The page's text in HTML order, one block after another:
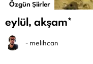
Özgün Şiirler
eylül, akşam*
- melihcan